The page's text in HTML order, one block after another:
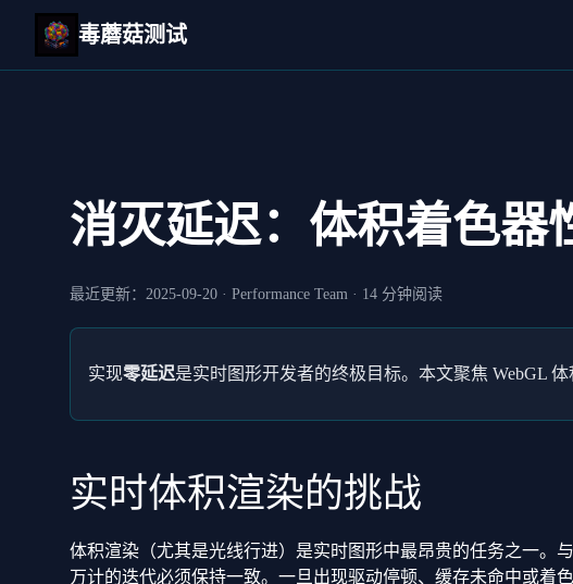
毒蘑菇测试
消灭延迟：体积着色器
最近更新： 2025-09-20 · Performance Team · 14 分钟阅读
实现零延迟是实时图形开发者的终极目标。本文聚焦 WebGL
实时体积渲染的挑战
体积渲染（尤其是光线行进）是实时图形中最昂贵的任务之一。
万计的迭代必须保持一致。一旦出现驱动停顿、缓存未命中或着